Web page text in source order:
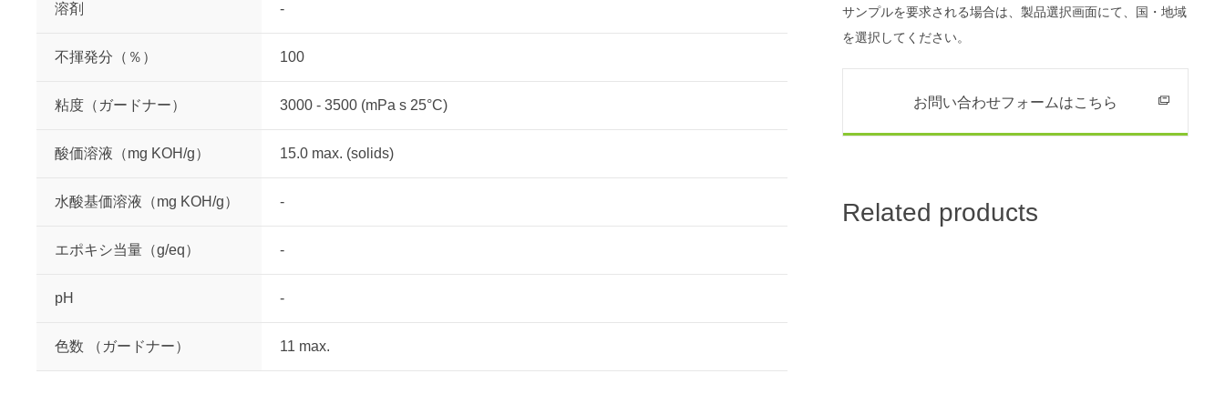
溶剤 -
不揮発分（％） 100
粘度（ガードナー） 3000 - 3500 (mPa s 25°C)
酸価溶液（mg KOH/g） 15.0 max. (solids)
水酸基価溶液（mg KOH/g） -
エポキシ当量（g/eq） -
pH -
色数 （ガードナー） 11 max.
サンプルを要求される場合は、製品選択画面にて、国・地域
を選択してください。
お問い合わせフォームはこちら
Related products